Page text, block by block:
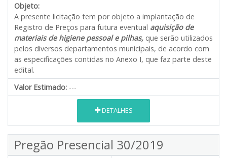
Objeto:
A presente licitação tem por objeto a implantação de
Registro de Preços para futura eventual aquisição de
materiais de higiene pessoal e pilhas, que serão utilizados
pelos diversos departamentos municipais, de acordo com
as especificações contidas no Anexo I, que faz parte deste
edital.
Valor Estimado: ---
DETALHES
Pregão Presencial 30/2019